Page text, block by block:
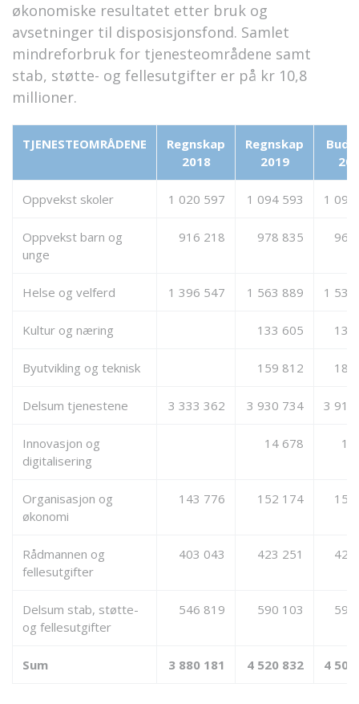
økonomiske resultatet etter bruk og
avsetninger til disposisjonsfond. Samlet
mindreforbruk for tjenesteområdene samt
stab, støtte- og fellesutgifter er på kr 10,8
millioner.
TJENESTEOMRÅDENE
Regnskap
2018
Regnskap
2019
Oppvekst skoler 1 020 597 1 094 593 1
Oppvekst barn og
unge
916 218 978 835 965
Helse og velferd 1 396 547 1 563 889 1
Kultur og næring 133 605 133
Byutvikling og teknisk 159 812 182
Delsum tjenestene 3 333 362 3 930 734 3 911
Innovasjon og
digitalisering
14 678 14
Organisasjon og
økonomi
143 776 152 174 156
Rådmannen og
fellesutgifter
403 043 423 251 428
Delsum stab, støtte-
og fellesutgifter
546 819 590 103 598
Sum 3 880 181 4 520 832 4